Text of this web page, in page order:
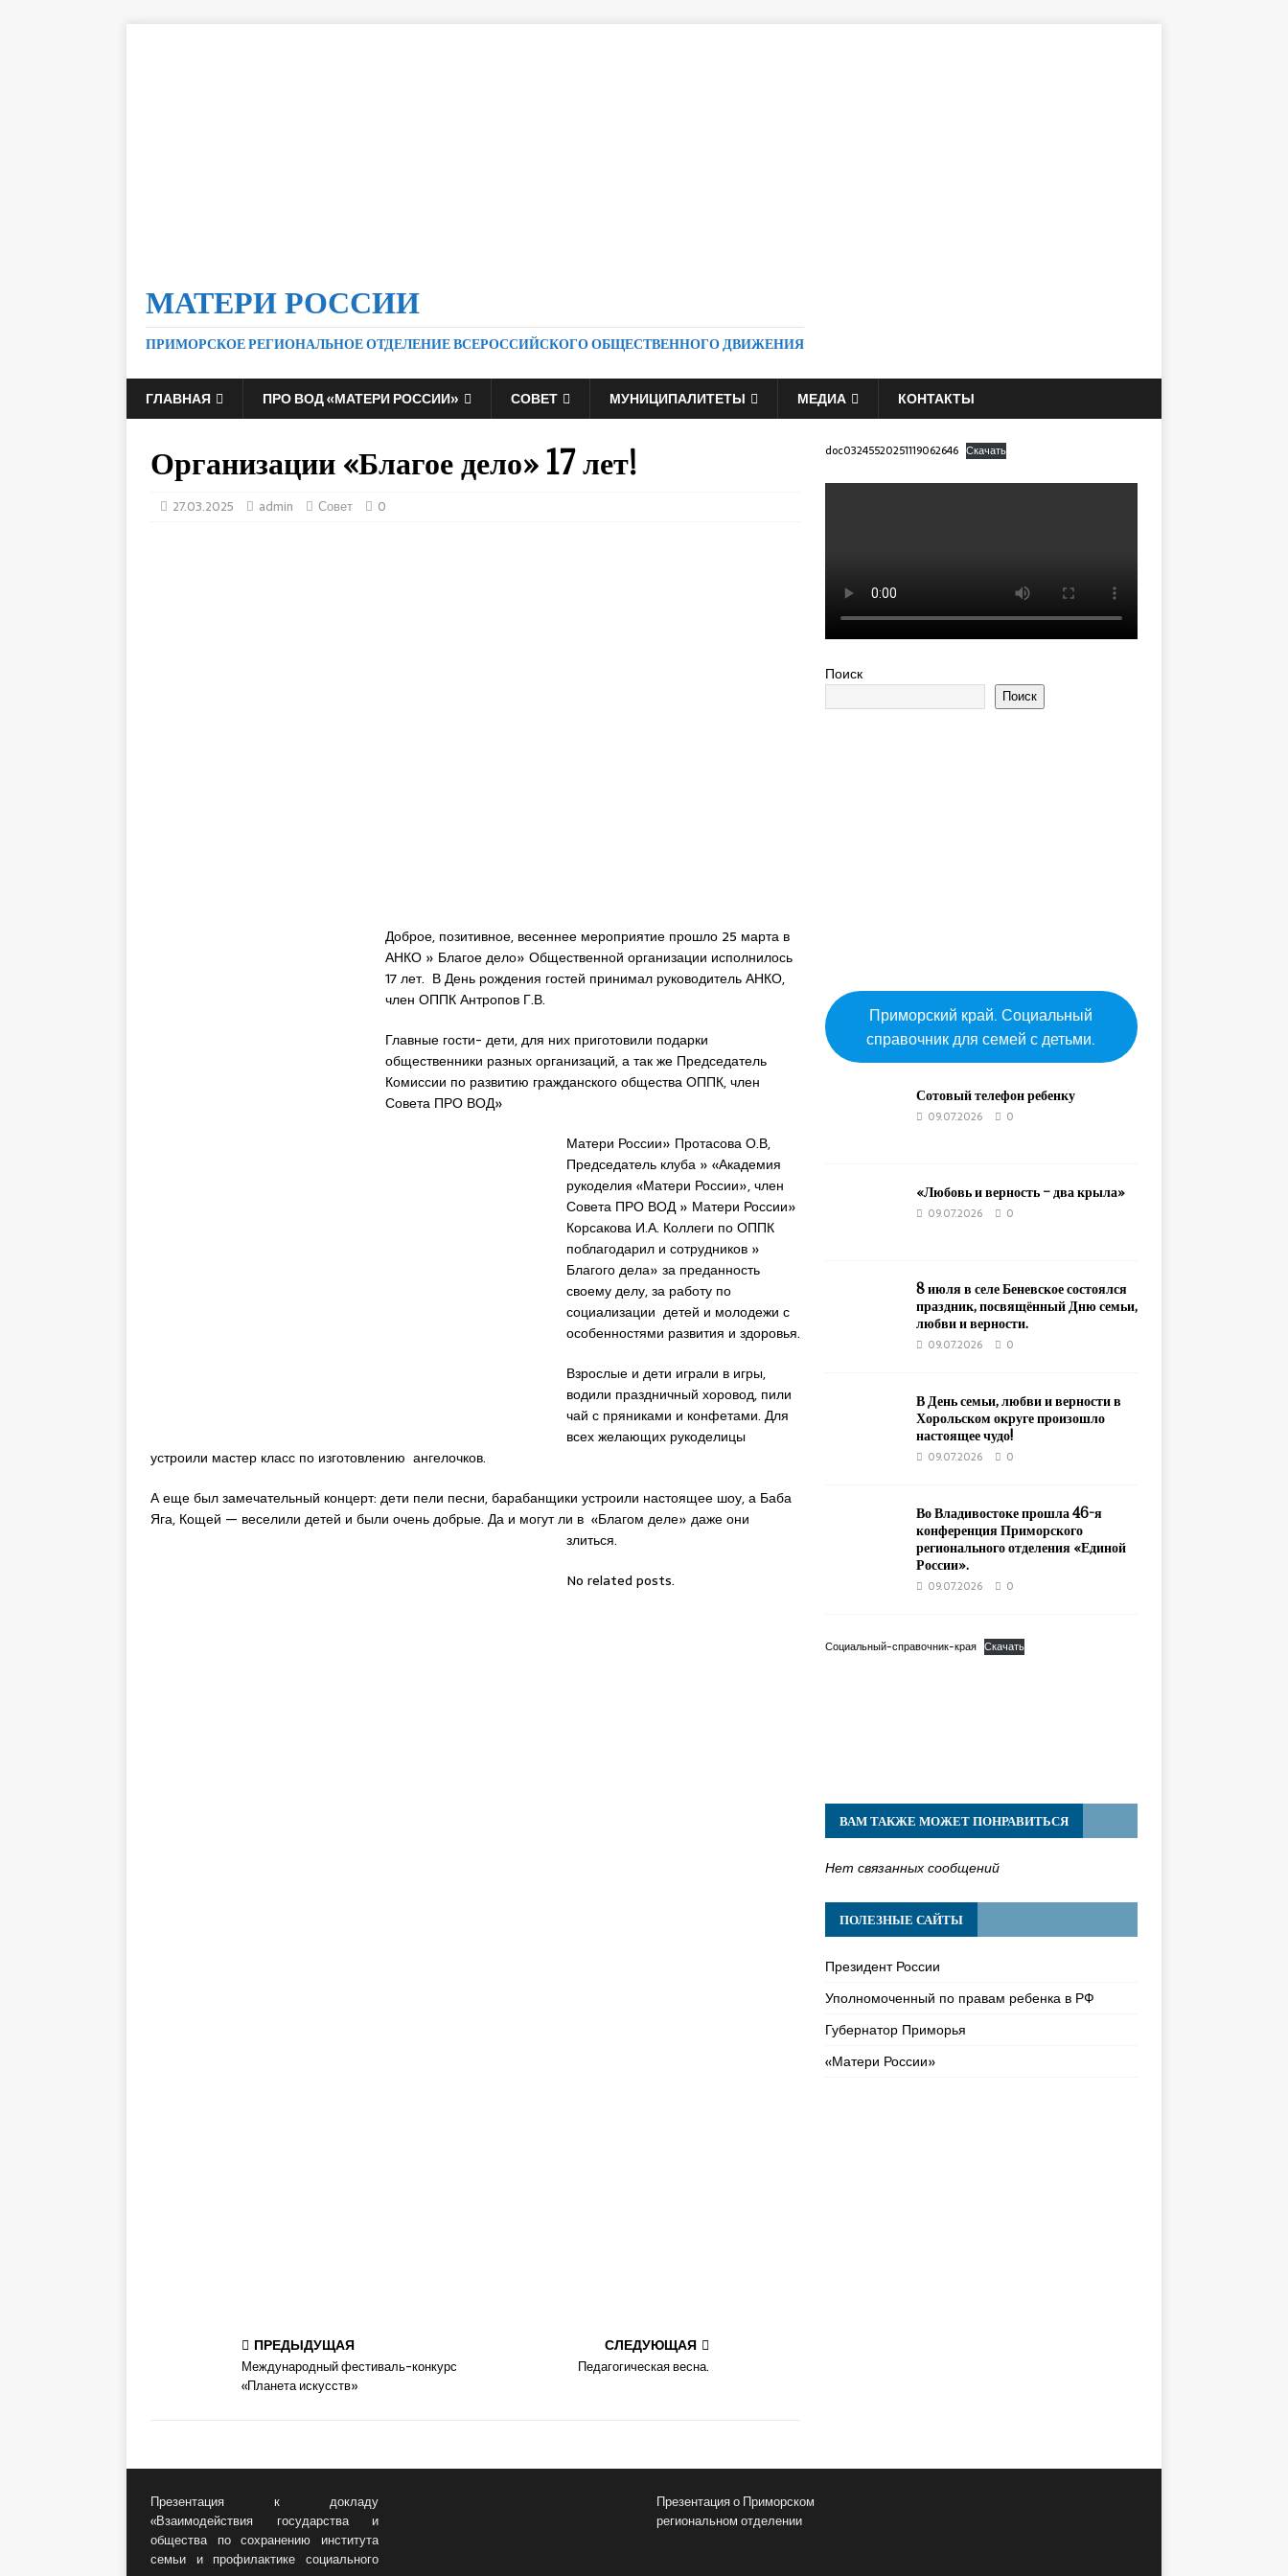
МАТЕРИ РОССИИ
ПРИМОРСКОЕ РЕГИОНАЛЬНОЕ ОТДЕЛЕНИЕ ВСЕРОССИЙСКОГО ОБЩЕСТВЕННОГО ДВИЖЕНИЯ
ГЛАВНАЯ ПРО ВОД «МАТЕРИ РОССИИ» СОВЕТ МУНИЦИПАЛИТЕТЫ МЕДИА КОНТАКТЫ
Организации «Благое дело» 17 лет!
27.03.2025 admin Совет 0
Доброе, позитивное, весеннее мероприятие прошло 25 марта в
АНКО » Благое дело» Общественной организации исполнилось
17 лет. В День рождения гостей принимал руководитель АНКО,
член ОППК Антропов Г.В.
Главные гости- дети, для них приготовили подарки
общественники разных организаций, а так же Председатель
Комиссии по развитию гражданского общества ОППК, член
Совета ПРО ВОД»
Матери России» Протасова О.В,
Председатель клуба » «Академия
рукоделия «Матери России», член
Совета ПРО ВОД » Матери России»
Корсакова И.А. Коллеги по ОППК
поблагодарил и сотрудников »
Благого дела» за преданность
своему делу, за работу по
социализации детей и молодежи с
особенностями развития и здоровья.
Взрослые и дети играли в игры,
водили праздничный хоровод, пили
чай с пряниками и конфетами. Для
всех желающих рукоделицы
устроили мастер класс по изготовлению ангелочков.
А еще был замечательный концерт: дети пели песни, барабанщики устроили настоящее шоу, а Баба
Яга, Кощей — веселили детей и были очень добрые. Да и могут ли в «Благом деле» даже они
злиться.
No related posts.
ПРЕДЫДУЩАЯ
Международный фестиваль-конкурс
«Планета искусств»
СЛЕДУЮЩАЯ
Педагогическая весна.
doc03245520251119062646 Скачать
Поиск
Поиск
Приморский край. Социальный
справочник для семей с детьми.
Сотовый телефон ребенку
09.07.2026 0
«Любовь и верность – два крыла»
09.07.2026 0
8 июля в селе Беневское состоялся
праздник, посвящённый Дню семьи,
любви и верности.
09.07.2026 0
В День семьи, любви и верности в
Хорольском округе произошло
настоящее чудо!
09.07.2026 0
Во Владивостоке прошла 46-я
конференция Приморского
регионального отделения «Единой
России».
09.07.2026 0
Социальный-справочник-края Скачать
ВАМ ТАКЖЕ МОЖЕТ ПОНРАВИТЬСЯ
Нет связанных сообщений
ПОЛЕЗНЫЕ САЙТЫ
Президент России
Уполномоченный по правам ребенка в РФ
Губернатор Приморья
«Матери России»
Презентация к докладу
«Взаимодействия государства и
общества по сохранению института
семьи и профилактике социального
Презентация о Приморском
региональном отделении